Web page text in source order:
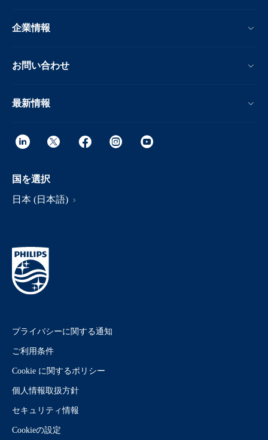
企業情報
お問い合わせ
最新情報
国を選択
日本 (日本語)
プライバシーに関する通知
ご利用条件
Cookie に関するポリシー
個人情報取扱方針
セキュリティ情報
Cookieの設定